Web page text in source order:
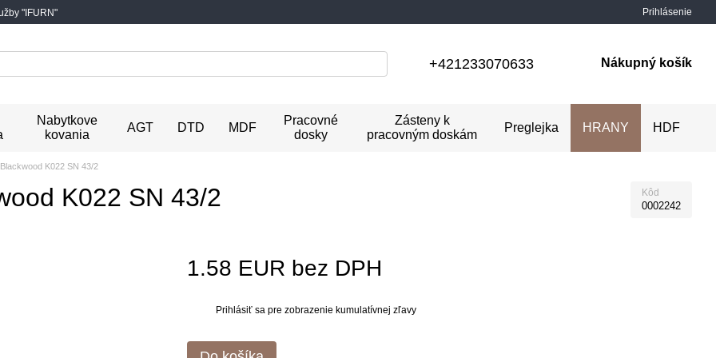
"IFURN" Prihlásenie
+421233070633 Nákupný košík
Nabytkove
kovania
AGT DTD MDF
Pracovné
dosky
Zásteny k
pracovným doskám
Preglejka HRANY HDF
K022 SN 43/2
K022 SN 43/2 Kôd
0002242
1.58 EUR bez DPH
Prihlásiť sa pre zobrazenie kumulatívnej zľavy